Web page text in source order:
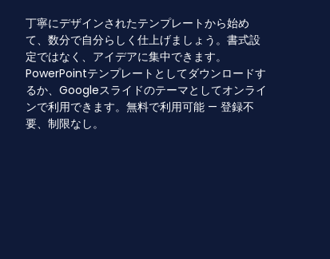
丁寧にデザインされたテンプレートから始め
て、数分で自分らしく仕上げましょう。書式設
定ではなく、アイデアに集中できます。
PowerPointテンプレートとしてダウンロードす
るか、Googleスライドのテーマとしてオンライ
ンで利用できます。無料で利用可能 — 登録不
要、制限なし。